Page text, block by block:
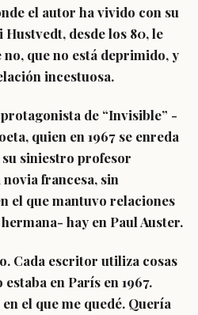
el autor ha vivido con su
desde los 80, le
que no está deprimido, y
incestuosa.
de “Invisible” -
quien en 1967 se enreda
su siniestro profesor
francesa, sin
el que mantuvo relaciones
hay en Paul Auster.
Cada escritor utiliza cosas
en París en 1967.
el que me quedé. Quería